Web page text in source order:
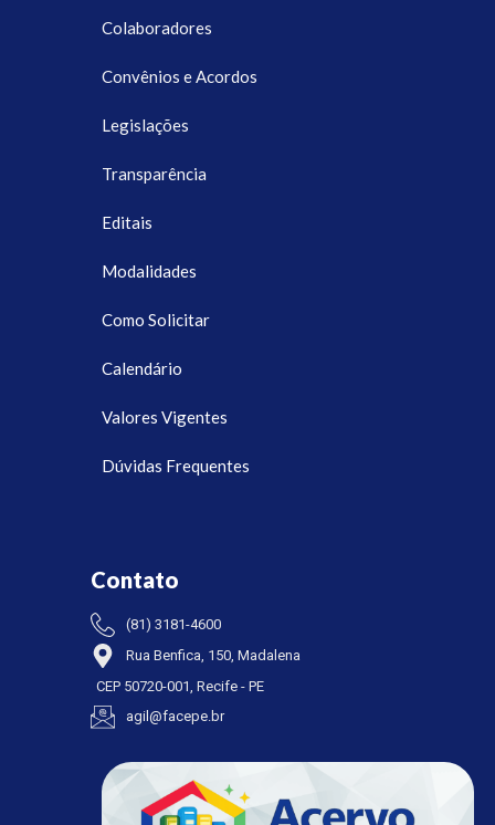
Colaboradores
Convênios e Acordos
Legislações
Transparência
Editais
Modalidades
Como Solicitar
Calendário
Valores Vigentes
Dúvidas Frequentes
Contato
(81) 3181-4600
Rua Benfica, 150, Madalena
CEP 50720-001, Recife - PE
agil@facepe.br